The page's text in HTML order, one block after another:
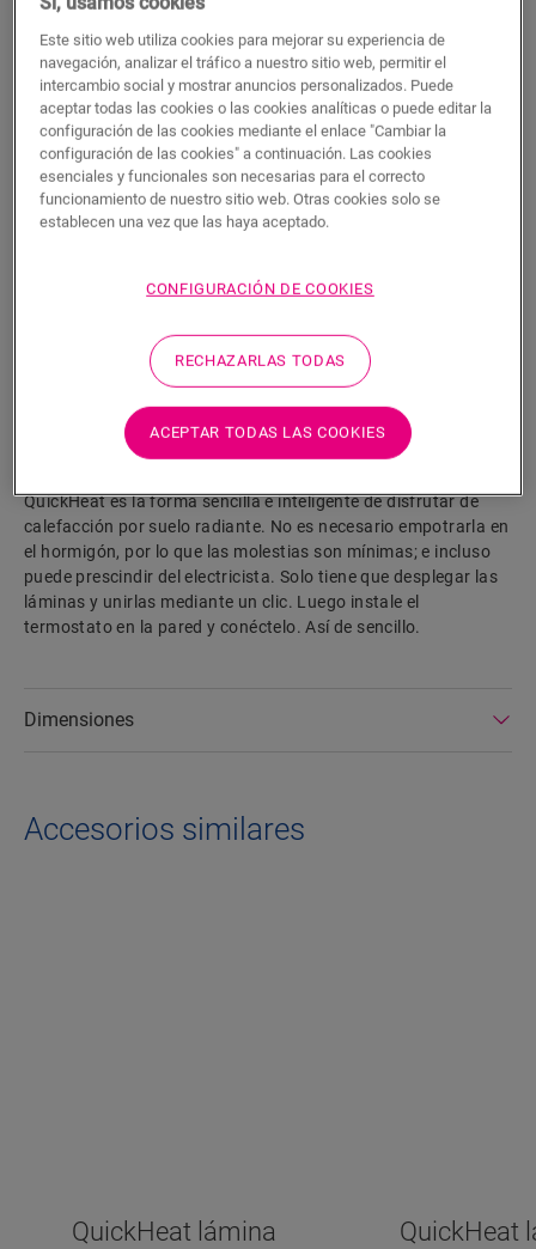
QuickHeat lámina 120 x 700 cm
ACCESORIOS PARA LAMINADOS
QUICKHEAT LÁMINA
NEUDLQH120X700
BUSCAR
Características del producto
QuickHeat es la forma sencilla e inteligente de disfrutar de
calefacción por suelo radiante. No es necesario empotrarla en
el hormigón, por lo que las molestias son mínimas; e incluso
puede prescindir del electricista. Solo tiene que desplegar las
láminas y unirlas mediante un clic. Luego instale el
termostato en la pared y conéctelo. Así de sencillo.
Dimensiones
Accesorios similares
QuickHeat lámina QuickHeat
Este sitio web utiliza cookies para mejorar su experiencia de
navegación, analizar el tráfico a nuestro sitio web, permitir el
intercambio social y mostrar anuncios personalizados. Puede
aceptar todas las cookies o las cookies analíticas o puede editar la
configuración de las cookies mediante el enlace "Cambiar la
configuración de las cookies" a continuación. Las cookies
esenciales y funcionales son necesarias para el correcto
funcionamiento de nuestro sitio web. Otras cookies solo se
establecen una vez que las haya aceptado.
CONFIGURACIÓN DE COOKIES
RECHAZARLAS TODAS
ACEPTAR TODAS LAS COOKIES